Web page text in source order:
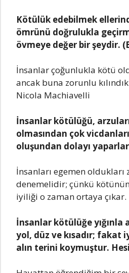
Kötülük edebilmek
ömrünü doğrulukla
övmeye değer bir şeydir.
İnsanlar çoğunlukla kötü
ancak buna zorunlu
Nicola Machiavelli
İnsanlar kötülüğü,
olmasından çok
oluşundan dolayı
İnsanları egemen
denemelidir; çünkü
iyiliği o zaman ortaya
İnsanlar kötülüğe yığınla
yol, düz ve kısadır; fakat
alın terini koymuştur.